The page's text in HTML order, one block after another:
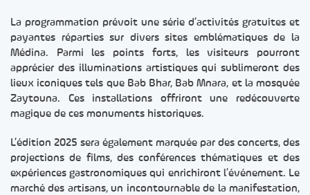
La programmation prévoit une série d’activités gratuites et
payantes réparties sur divers sites emblématiques de la
Médina. Parmi les points forts, les visiteurs pourront
apprécier des illuminations artistiques qui sublimeront des
lieux iconiques tels que Bab Bhar, Bab Mnara, et la mosquée
Zaytouna. Ces installations offriront une redécouverte
magique de ces monuments historiques.
L’édition 2025 sera également marquée par des concerts, des
projections de films, des conférences thématiques et des
expériences gastronomiques qui enrichiront l’événement. Le
marché des artisans, un incontournable de la manifestation,